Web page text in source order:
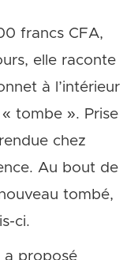
francs CFA,
elle raconte
à l’intérieur
« tombe ». Prise
chez
Au bout de
tombé,
ci.
a proposé